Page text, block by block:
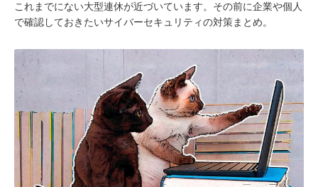
これまでにない大型連休が近づいています。その前に企業や個人
で確認しておきたいサイバーセキュリティの対策まとめ。